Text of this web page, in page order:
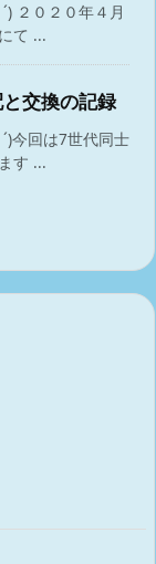
２０２０年４月
て ...
と交換の記録
今回は7世代同士
す ...